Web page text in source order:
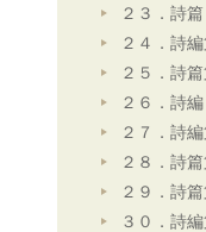
２３．詩
２４．詩
２５．詩
２６．詩
２７．詩
２８．詩
２９．詩
３０．詩